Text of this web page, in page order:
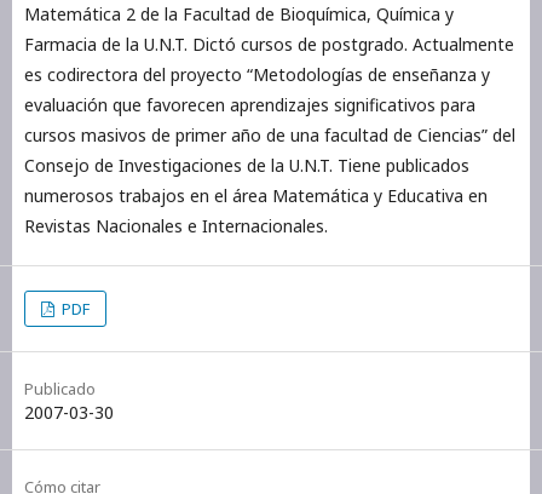
Matemática 2 de la Facultad de Bioquímica, Química y
Farmacia de la U.N.T. Dictó cursos de postgrado. Actualmente
es codirectora del proyecto “Metodologías de enseñanza y
evaluación que favorecen aprendizajes significativos para
cursos masivos de primer año de una facultad de Ciencias” del
Consejo de Investigaciones de la U.N.T. Tiene publicados
numerosos trabajos en el área Matemática y Educativa en
Revistas Nacionales e Internacionales.
PDF
Publicado
2007-03-30
Cómo citar